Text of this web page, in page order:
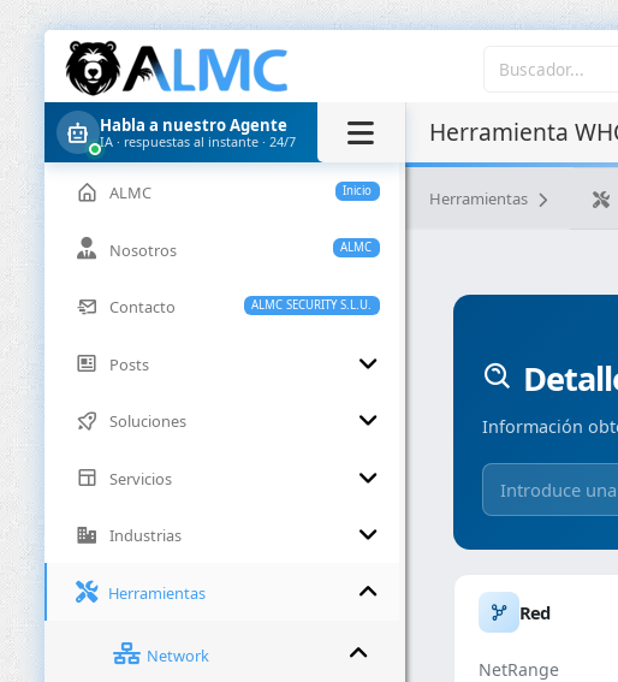
Habla a nuestro Agente
IA · respuestas al instante · 24/7
Inicio
ALMC
ALMC
Nosotros
ALMC SECURITY S.L.U.
Contacto
Posts
Soluciones
Servicios
Industrias
Herramientas
Network
Herramienta
Herramientas
Información
Red
NetRange